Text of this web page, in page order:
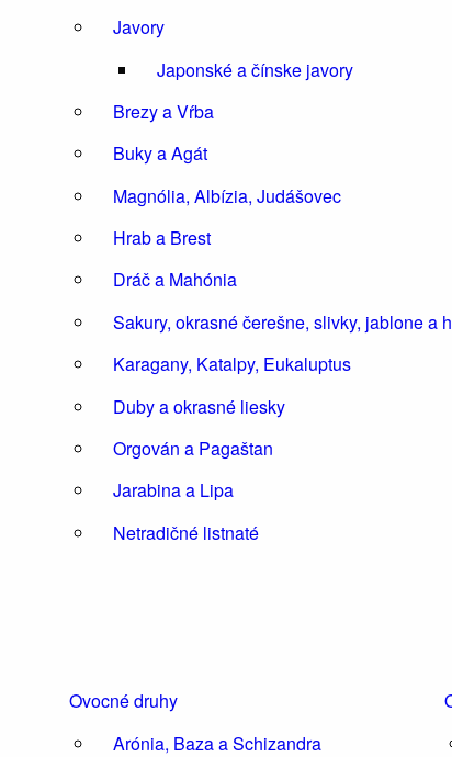
Javory
Japonské a čínske javory
Brezy a Vŕba
Buky a Agát
Magnólia, Albízia, Judášovec
Hrab a Brest
Dráč a Mahónia
Sakury, okrasné čerešne, slivky, jablone a
Karagany, Katalpy, Eukaluptus
Duby a okrasné liesky
Orgován a Pagaštan
Jarabina a Lipa
Netradičné listnaté
Ovocné druhy
Arónia, Baza a Schizandra